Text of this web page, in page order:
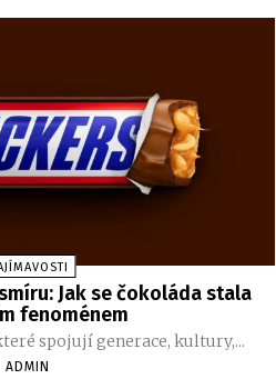
Jak se čokoláda stala
fenoménem
spojují generace, kultury,...
ADMIN